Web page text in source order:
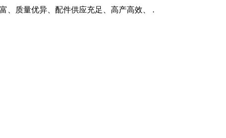
、质量优异、配件供应充足、高产高效、 .